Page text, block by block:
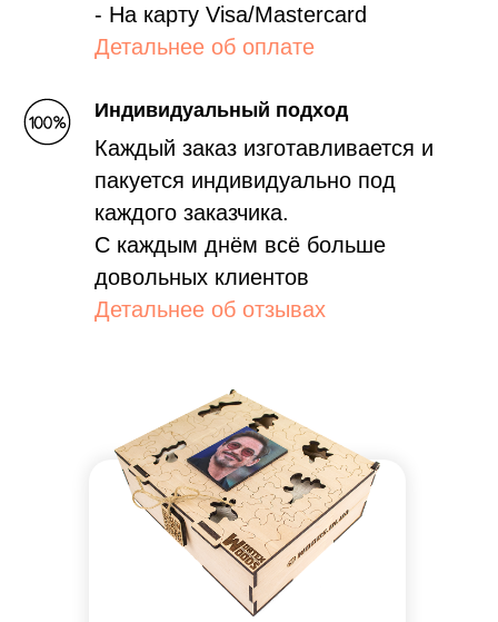
- На карту Visa/Mastercard
Детальнее об оплате
Индивидуальный подход
Каждый заказ изготавливается и
пакуется индивидуально под
каждого заказчика.
С каждым днём всё больше
довольных клиентов
Детальнее об отзывах